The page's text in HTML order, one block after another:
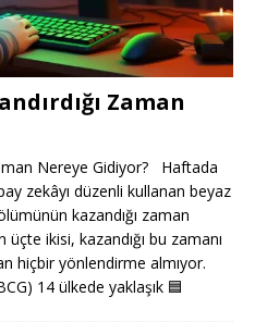
Zaman
Nereye Gidiyor? Haftada
zekâyı düzenli kullanan beyaz
kazandığı zaman
üçte ikisi, kazandığı bu zamanı
hiçbir yönlendirme almıyor.
14 ülkede yaklaşık 🟦